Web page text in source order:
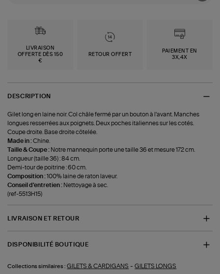
LIVRAISON
OFFERTE DÈS 150
€
RETOUR OFFERT
PAIEMENT EN
3X,4X
DESCRIPTION
Gilet long en laine noir. Col châle fermé par un bouton à l'avant. Manches
longues resserrées aux poignets. Deux poches italiennes sur les cotés.
Coupe droite. Base droite côtelée.
Made in :Chine.
Taille & Coupe : Notre mannequin porte une taille 36 et mesure 172 cm.
Longueur (taille 36) : 84 cm.
Demi-tour de poitrine : 60 cm.
Composition :100% laine de raton laveur.
Conseil d'entretien : Nettoyage à sec.
(ref-5513H15)
LIVRAISON ET RETOUR
DISPONIBILITÉ BOUTIQUE
Collections similaires : GILETS & CARDIGANS -GILETS LONGS